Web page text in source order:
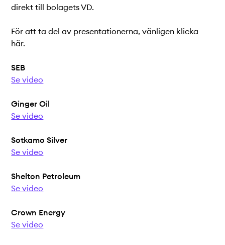
direkt till bolagets VD.
För att ta del av presentationerna, vänligen klicka
här.
SEB
Se video
Ginger Oil
Se video
Sotkamo Silver
Se video
Shelton Petroleum
Se video
Crown Energy
Se video